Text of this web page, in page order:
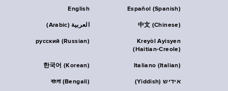
English Español (Spanish)
العربية (Arabic) 中文 (Chinese)
русский (Russian)
Kreyòl Ayisyen
(Haitian-Creole)
한국어 (Korean) Italiano (Italian)
বাংলা (Bengali) אידיש (Yiddish)